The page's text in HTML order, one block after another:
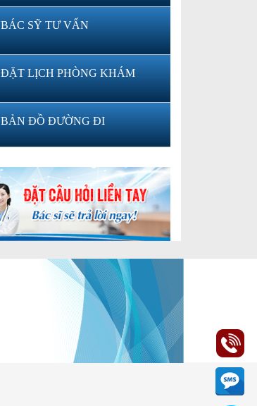
BÁC SỸ TƯ VẤN
ĐẶT LỊCH PHÒNG KHÁM
BẢN ĐỒ ĐƯỜNG ĐI